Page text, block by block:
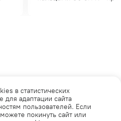
Телеграм
ВКонтакте
в статистических
для адаптации сайта
пользователей. Если
покинуть сайт или